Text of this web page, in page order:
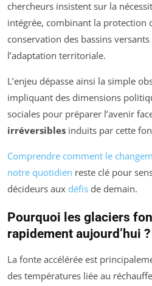
chercheurs insistent sur la
intégrée, combinant la protection
conservation des bassins
l’adaptation territoriale.
L’enjeu dépasse ainsi la simple
impliquant des dimensions
sociales pour préparer l’avenir
irréversibles induits par cette
Comprendre comment le
notre quotidien reste clé pour
décideurs aux défis de demain.
Pourquoi les glaciers
rapidement aujourd’hui ?
La fonte accélérée est
des températures liée au